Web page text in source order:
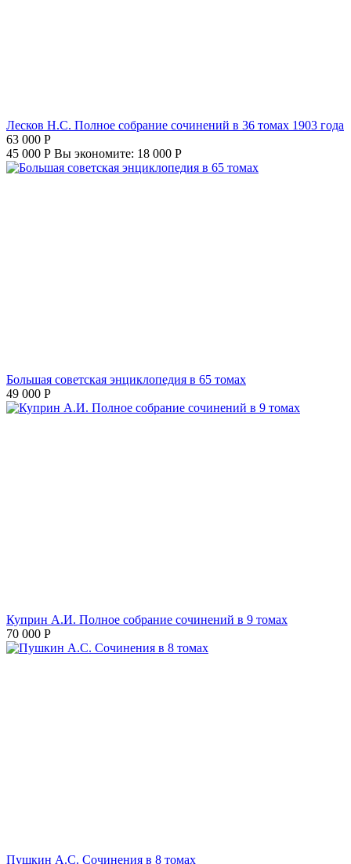
Лесков Н.С. Полное собрание сочинений в 36 томах 1903 года
63 000 Р
45 000 Р Вы экономите: 18 000 Р
Большая советская энциклопедия в 65 томах
49 000 Р
Куприн А.И. Полное собрание сочинений в 9 томах
70 000 Р
Пушкин А.С. Сочинения в 8 томах